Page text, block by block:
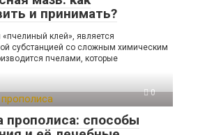
и принимать?
клей», является
субстанцией со сложным химическим
пчелами, которые
0
прополиса: способы